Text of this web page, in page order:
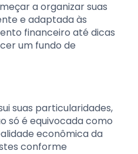
a organizar suas
e adaptada às
financeiro até dicas
um fundo de
suas particularidades,
só é equivocada como
econômica da
conforme